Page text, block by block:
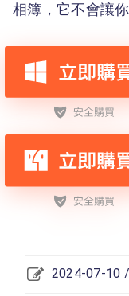
相簿，它不會讓你
2024-07-10 /